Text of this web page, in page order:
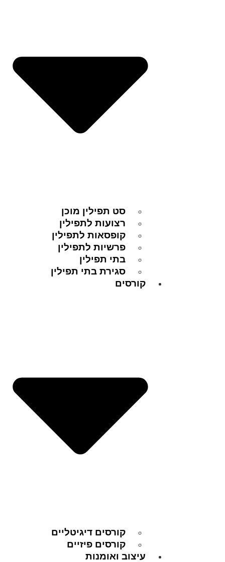
סט תפילין מוכן
רצועות לתפילין
קופסאות לתפילין
פרשיות לתפילין
בתי תפילין
סגירת בתי תפילין
קורסים
קורסים דיגיטליים
קורסים פיזיים
עיצוב ואומנות